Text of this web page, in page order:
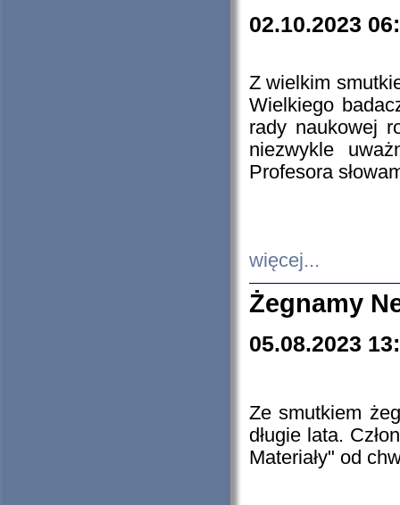
02.10.2023
Z wielkim
Wielkiego
rady naukowej
niezwykle
Profesora
więcej...
Żegnamy
05.08.2023
Ze smutkiem
długie lata.
Materiały" od